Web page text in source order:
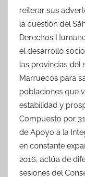
reiterar sus
la cuestión del
Derechos
el desarrollo
las provincias del
Marruecos para
poblaciones que
estabilidad y
Compuesto por
de Apoyo a la
en constante
2016, actúa de
sesiones del